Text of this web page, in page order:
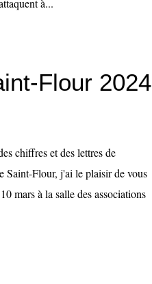
à...
Flour 2024
chiffres et des lettres de
Saint-Flour, j'ai le plaisir de vous
mars à la salle des associations